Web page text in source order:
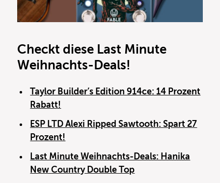
Checkt diese Last Minute
Weihnachts-Deals!
Taylor Builder’s Edition 914ce: 14 Prozent
Rabatt!
ESP LTD Alexi Ripped Sawtooth: Spart 27
Prozent!
Last Minute Weihnachts-Deals: Hanika
New Country Double Top